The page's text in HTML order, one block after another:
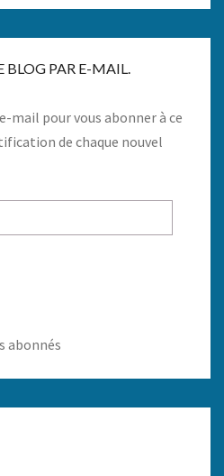
BLOG PAR E-MAIL.
mail pour vous abonner à ce
de chaque nouvel
abonnés